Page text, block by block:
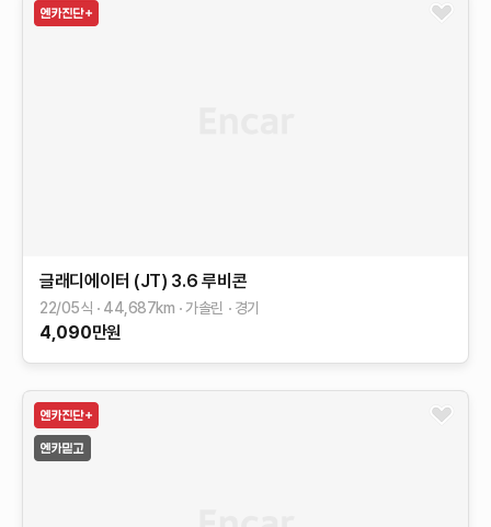
글래디에이터 (JT) 3.6 루비콘
22/05식 44,687km 가솔린 경기
4,090만원